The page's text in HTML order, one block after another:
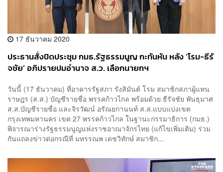
17 ธันวาคม 2020
ประธานสั่งปิดประชุม กมธ.รัฐธรรมนูญ กะทันหัน หลัง ‘โรม-ธีรั
จชัย’ อภิปรายปมอำนาจ ส.ว. เลือกนายกฯ
วันนี้ (17 ธันวาคม) ที่อาคารรัฐสภา รังสิมันต์ โรม สมาชิกสภาผู้แทน
ราษฎร (ส.ส.) บัญชีรายชื่อ พรรคก้าวไกล พร้อมด้วย ธีรัจชัย พันธุมาศ
ส.ส.บัญชีรายชื่อ และจิรวัฒน์ อรัณยกานนท์ ส.ส.แบบแบ่งเขต
กรุงเทพมหานคร เขต 27 พรรคก้าวไกล ในฐานะกรรมาธิการ (กมธ.)
พิจารณาร่างรัฐธรรมนูญแห่งราชอาณาจักรไทย (แก้ไขเพิ่มเติม) ร่วม
กันแถลงข่าวต่อกรณีที่ มหรรณพ เดชวิทักษ์ สมาชิก...